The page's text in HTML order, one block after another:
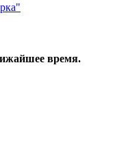
время.